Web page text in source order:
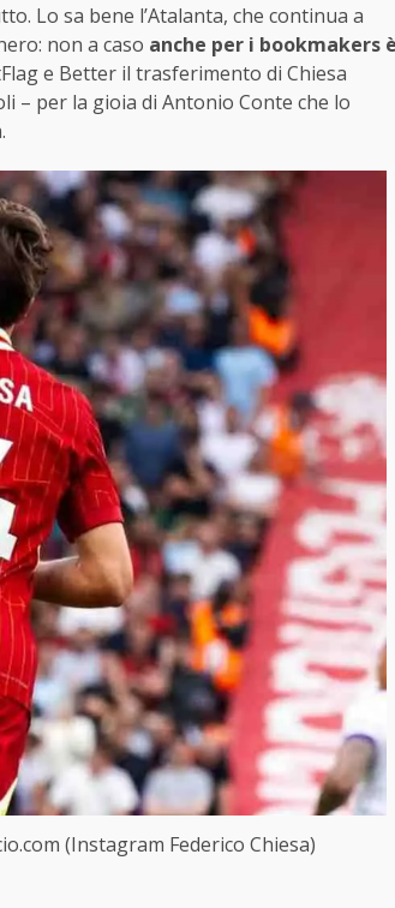
Lo sa bene l’Atalanta, che continua a
non a caso anche per i bookmakers
e Better il trasferimento di Chiesa
– per la gioia di Antonio Conte che lo
(Instagram Federico Chiesa)